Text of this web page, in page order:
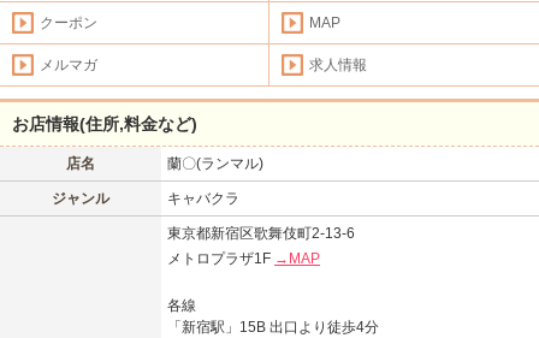
クーポン MAP
メルマガ 求人情報
お店情報(住所,料金など)
店名 蘭〇(ランマル)
ジャンル キャバクラ
東京都新宿区歌舞伎町2-13-6
メトロプラザ1F →MAP
各線
「新宿駅」15B 出口より徒歩4分